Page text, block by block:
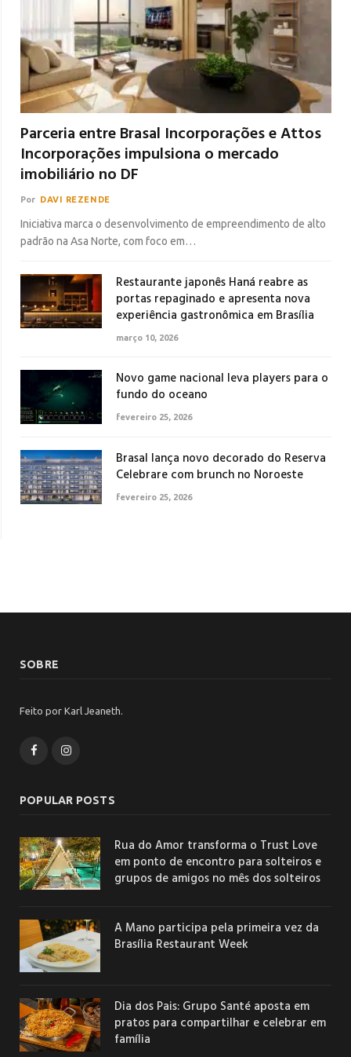
Parceria entre Brasal Incorporações e Attos
Incorporações impulsiona o mercado
imobiliário no DF
Por DAVI REZENDE
Iniciativa marca o desenvolvimento de empreendimento de alto
padrão na Asa Norte, com foco em…
Restaurante japonês Haná reabre as
portas repaginado e apresenta nova
experiência gastronômica em Brasília
março 10, 2026
Novo game nacional leva players para o
fundo do oceano
fevereiro 25, 2026
Brasal lança novo decorado do Reserva
Celebrare com brunch no Noroeste
fevereiro 25, 2026
SOBRE
Feito por Karl Jeaneth.
FacebookInstagram
POPULAR POSTS
Rua do Amor transforma o Trust Love
em ponto de encontro para solteiros e
grupos de amigos no mês dos solteiros
A Mano participa pela primeira vez da
Brasília Restaurant Week
Dia dos Pais: Grupo Santé aposta em
pratos para compartilhar e celebrar em
família